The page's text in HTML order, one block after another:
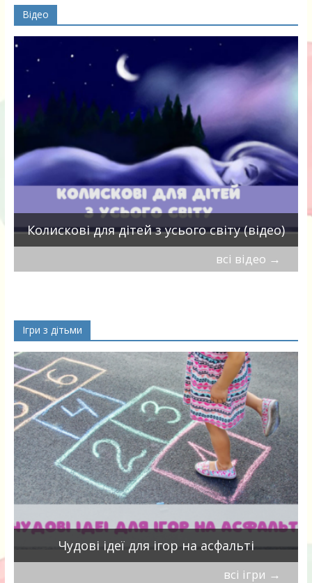
Відео
Колискові для дітей з усього світу (відео)
всі відео →
Ігри з дітьми
Чудові ідеї для ігор на асфальті
всі ігри →